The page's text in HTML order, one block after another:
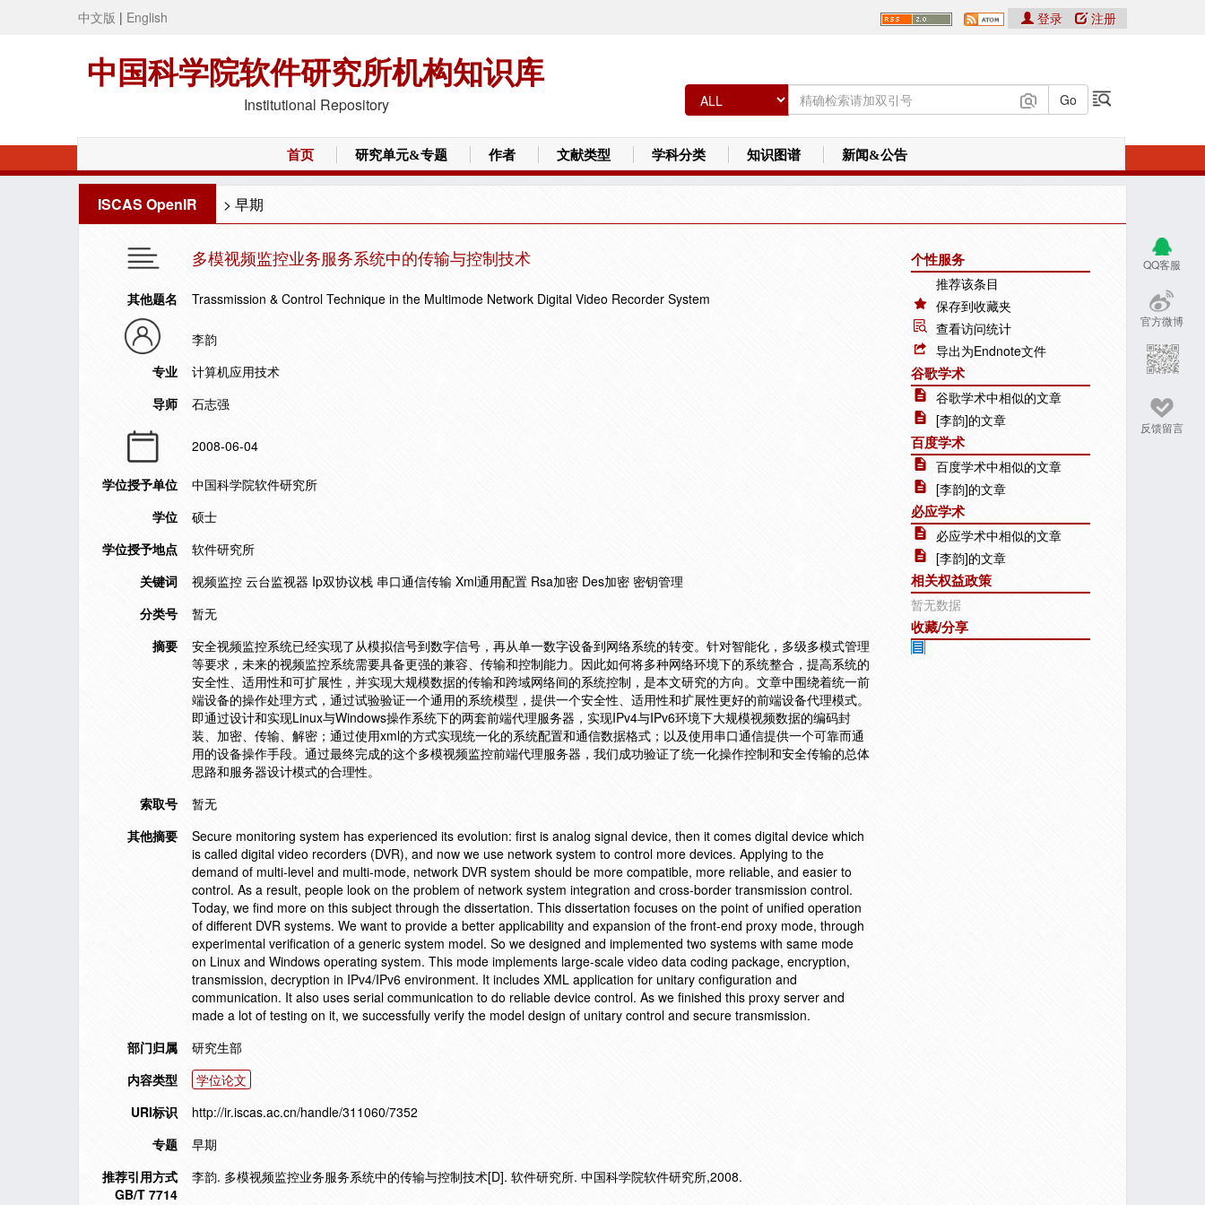
中文版 | English
中国科学院软件研究所机构知识库
Institutional Repository
登录 注册
首页 研究单元&专题 作者 文献类型 学科分类 知识图谱 新闻&公告
ISCAS OpenIR > 早期
QQ客服
官方微博
反馈留言
多模视频监控业务服务系统中的传输与控制技术
其他题名 Trassmission & Control Technique in the Multimode Network Digital Video Recorder System
李韵
专业
计算机应用技术
导师
石志强
2008-06-04
学位授予单位
中国科学院软件研究所
学位
硕士
学位授予地点
软件研究所
关键词
视频监控 云台监视器 Ip双协议栈 串口通信传输 Xml通用配置 Rsa加密 Des加密 密钥管理
分类号
暂无
摘要
安全视频监控系统已经实现了从模拟信号到数字信号，再从单一数字设备到网络系统的转变。针对智能化，多级多模式管理
等要求，未来的视频监控系统需要具备更强的兼容、传输和控制能力。因此如何将多种网络环境下的系统整合，提高系统的
安全性、适用性和可扩展性，并实现大规模数据的传输和跨域网络间的系统控制，是本文研究的方向。文章中围绕着统一前
端设备的操作处理方式，通过试验验证一个通用的系统模型，提供一个安全性、适用性和扩展性更好的前端设备代理模式。
即通过设计和实现Linux与Windows操作系统下的两套前端代理服务器，实现IPv4与IPv6环境下大规模视频数据的编码封
装、加密、传输、解密；通过使用xml的方式实现统一化的系统配置和通信数据格式；以及使用串口通信提供一个可靠而通
用的设备操作手段。通过最终完成的这个多模视频监控前端代理服务器，我们成功验证了统一化操作控制和安全传输的总体
思路和服务器设计模式的合理性。
索取号
暂无
其他摘要
Secure monitoring system has experienced its evolution: first is analog signal device, then it comes digital device which
is called digital video recorders (DVR), and now we use network system to control more devices. Applying to the
demand of multi-level and multi-mode, network DVR system should be more compatible, more reliable, and easier to
control. As a result, people look on the problem of network system integration and cross-border transmission control.
Today, we find more on this subject through the dissertation. This dissertation focuses on the point of unified operation
of different DVR systems. We want to provide a better applicability and expansion of the front-end proxy mode, through
experimental verification of a generic system model. So we designed and implemented two systems with same mode
on Linux and Windows operating system. This mode implements large-scale video data coding package, encryption,
transmission, decryption in IPv4/IPv6 environment. It includes XML application for unitary configuration and
communication. It also uses serial communication to do reliable device control. As we finished this proxy server and
made a lot of testing on it, we successfully verify the model design of unitary control and secure transmission.
部门归属
研究生部
内容类型
学位论文
URI标识
http://ir.iscas.ac.cn/handle/311060/7352
专题
早期
推荐引用方式
GB/T 7714
李韵. 多模视频监控业务服务系统中的传输与控制技术[D]. 软件研究所. 中国科学院软件研究所,2008.
个性服务
推荐该条目
保存到收藏夹
查看访问统计
导出为Endnote文件
谷歌学术
谷歌学术中相似的文章
[李韵]的文章
百度学术
百度学术中相似的文章
[李韵]的文章
必应学术
必应学术中相似的文章
[李韵]的文章
相关权益政策
暂无数据
收藏/分享